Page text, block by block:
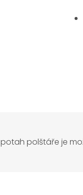
potah polštáře je